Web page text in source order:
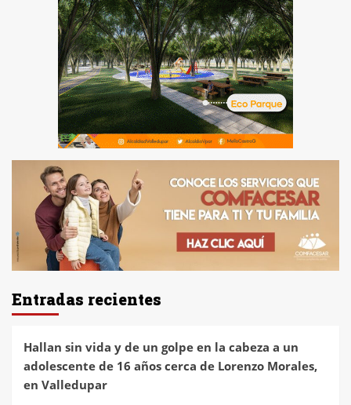
Entradas recientes
Hallan sin vida y de un golpe en la cabeza a un
adolescente de 16 años cerca de Lorenzo Morales,
en Valledupar